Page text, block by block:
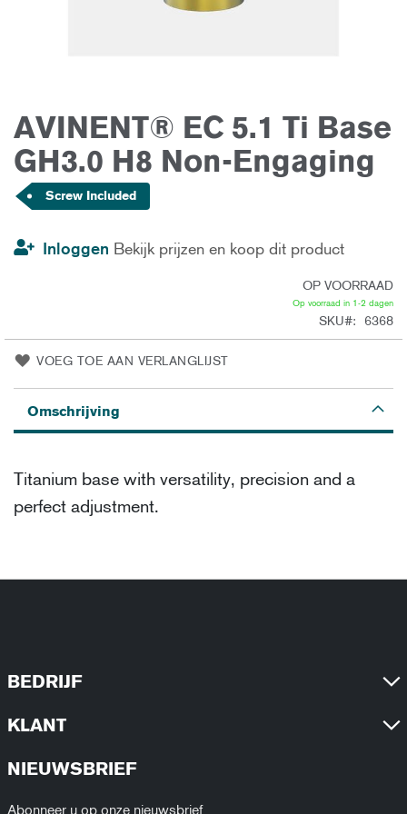
AVINENT® EC 5.1 Ti Base
GH3.0 H8 Non-Engaging
Screw Included
Inloggen Bekijk prijzen en koop dit product
OP VOORRAAD
Op voorraad in 1-2 dagen
SKU 6368
VOEG TOE AAN VERLANGLIJST
Ga
naar
begin
van
afbeeldingen-
gallerij
Omschrijving
Titanium base with versatility, precision and a
perfect adjustment.
BEDRIJF
KLANT
NIEUWSBRIEF
Abonneer u op onze nieuwsbrief